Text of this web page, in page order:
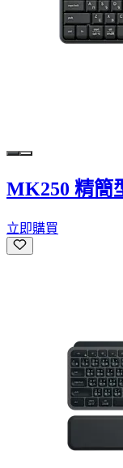
MK250 精簡
立即購買